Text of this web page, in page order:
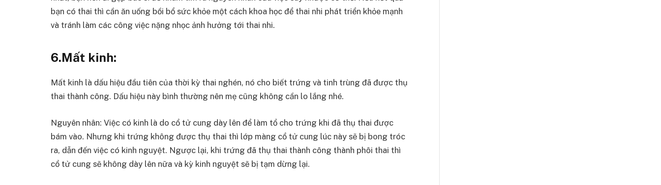
bạn có thai thì cần ăn uống bồi bổ sức khỏe một cách khoa học để thai nhi phát triển khỏe mạnh
và tránh làm các công việc nặng nhọc ảnh hưởng tới thai nhi.
6.Mất kinh:
Mất kinh là dấu hiệu đầu tiên của thời kỳ thai nghén, nó cho biết trứng và tinh trùng đã được thụ
thai thành công. Dấu hiệu này bình thường nên mẹ cũng không cần lo lắng nhé.
Nguyên nhân: Việc có kinh là do cổ tử cung dày lên để làm tổ cho trứng khi đã thụ thai được
bám vào. Nhưng khi trứng không được thụ thai thì lớp màng cổ tử cung lúc này sẽ bị bong tróc
ra, dẫn đến việc có kinh nguyệt. Ngược lại, khi trứng đã thụ thai thành công thành phôi thai thì
cổ tử cung sẽ không dày lên nữa và kỳ kinh nguyệt sẽ bị tạm dừng lại.